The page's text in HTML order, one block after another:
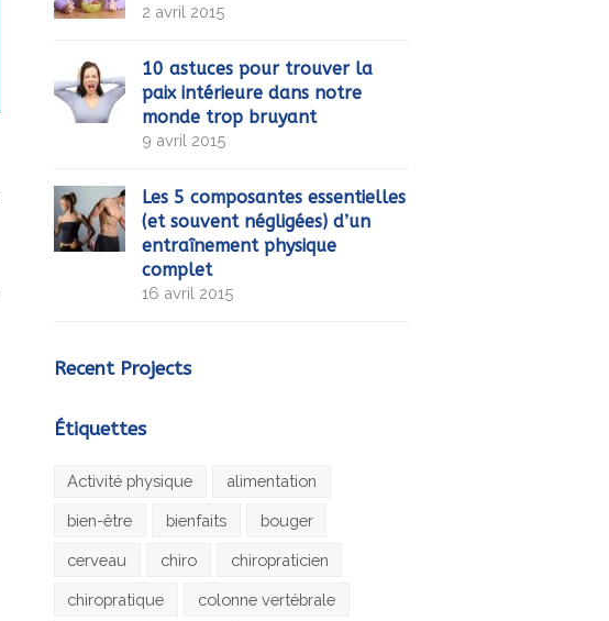
2 avril 2015
10 astuces pour trouver la
paix intérieure dans notre
monde trop bruyant
9 avril 2015
Les 5 composantes essentielles
(et souvent négligées) d’un
entraînement physique
complet
16 avril 2015
Recent Projects
Étiquettes
Activité physique alimentation
bien-être bienfaits bouger
cerveau chiro chiropraticien
chiropratique colonne vertébrale